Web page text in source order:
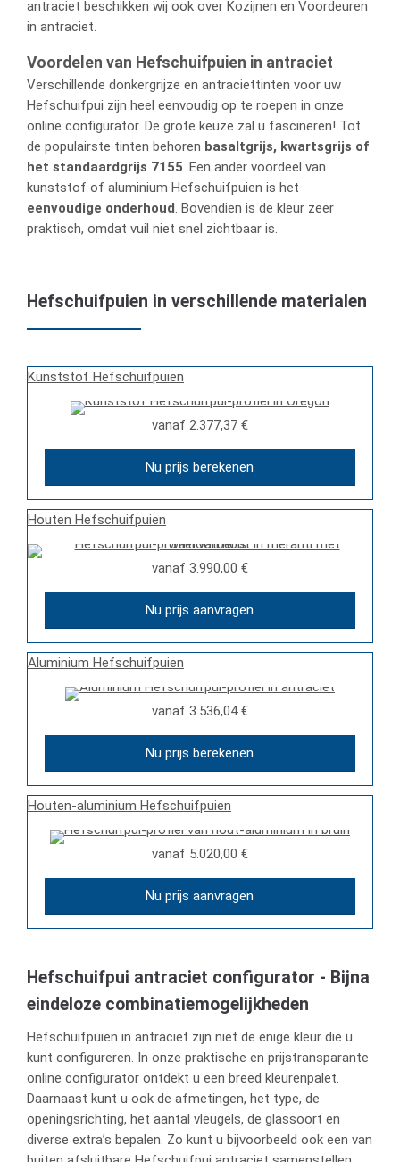
antraciet beschikken wij ook over Kozijnen en Voordeuren
in antraciet.
Voordelen van Hefschuifpuien in antraciet
Verschillende donkergrijze en antraciettinten voor uw
Hefschuifpui zijn heel eenvoudig op te roepen in onze
online configurator. De grote keuze zal u fascineren! Tot
de populairste tinten behoren basaltgrijs, kwartsgrijs of
het standaardgrijs 7155. Een ander voordeel van
kunststof of aluminium Hefschuifpuien is het
eenvoudige onderhoud. Bovendien is de kleur zeer
praktisch, omdat vuil niet snel zichtbaar is.
Hefschuifpuien in verschillende materialen
Kunststof Hefschuifpuien
vanaf 2.377,37 €
Nu prijs berekenen
Houten Hefschuifpuien
vanaf 3.990,00 €
Nu prijs aanvragen
Aluminium Hefschuifpuien
vanaf 3.536,04 €
Nu prijs berekenen
Houten-aluminium Hefschuifpuien
vanaf 5.020,00 €
Nu prijs aanvragen
Hefschuifpui antraciet configurator - Bijna
eindeloze combinatiemogelijkheden
Hefschuifpuien in antraciet zijn niet de enige kleur die u
kunt configureren. In onze praktische en prijstransparante
online configurator ontdekt u een breed kleurenpalet.
Daarnaast kunt u ook de afmetingen, het type, de
openingsrichting, het aantal vleugels, de glassoort en
diverse extra’s bepalen. Zo kunt u bijvoorbeeld ook een van